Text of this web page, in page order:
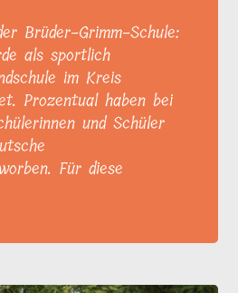
Brüder-Grimm-Schule:
als sportlich
im Kreis
Prozentual haben bei
und Schüler
Für diese